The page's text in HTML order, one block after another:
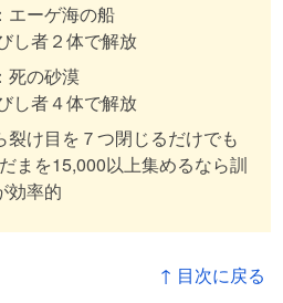
エーゲ海の船
し者２体で解放
死の砂漠
し者４体で解放
裂け目を７つ閉じるだけでも
まを15,000以上集めるなら訓
効率的
↑ 目次に戻る